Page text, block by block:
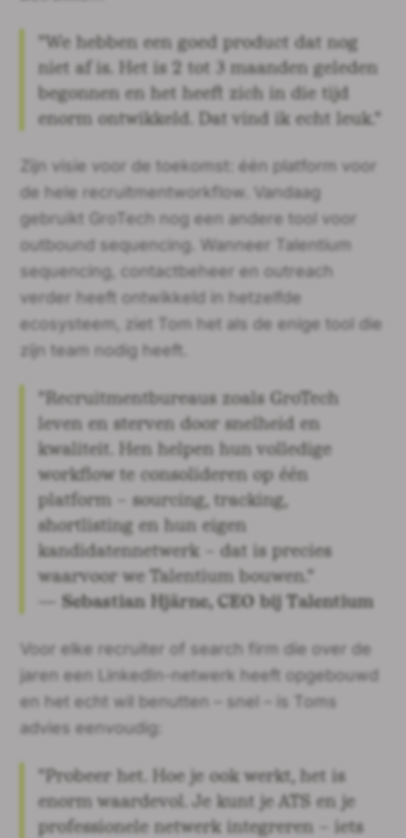
"We hebben een goed product dat nog
niet af is. Het is 2 tot 3 maanden geleden
begonnen en het heeft zich in die tijd
enorm ontwikkeld. Dat vind ik echt leuk."
Zijn visie voor de toekomst: één platform voor
de hele recruitmentworkflow. Vandaag
gebruikt GroTech nog een andere tool voor
outbound sequencing. Wanneer Talentium
sequencing, contactbeheer en outreach
verder heeft ontwikkeld in hetzelfde
ecosysteem, ziet Tom het als de enige tool die
zijn team nodig heeft.
"Recruitmentbureaus zoals GroTech
leven en sterven door snelheid en
kwaliteit. Hen helpen hun volledige
workflow te consolideren op één
platform – sourcing, tracking,
shortlisting en hun eigen
kandidatennetwerk – dat is precies
waarvoor we Talentium bouwen."
— Sebastian Hjärne, CEO bij Talentium
Voor elke recruiter of search firm die over de
jaren een LinkedIn-netwerk heeft opgebouwd
en het echt wil benutten – snel – is Toms
advies eenvoudig:
"Probeer het. Hoe je ook werkt, het is
enorm waardevol. Je kunt je ATS en je
professionele netwerk integreren – iets